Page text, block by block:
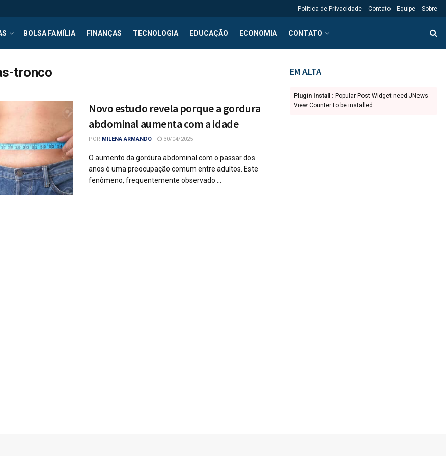
Política de Privacidade Contato Equipe Sobre
BOLSA FAMÍLIA FINANÇAS TECNOLOGIA EDUCAÇÃO ECONOMIA CONTATO
tronco
Novo estudo revela porque a gordura
abdominal aumenta com a idade
POR MILENA ARMANDO 30/04/2025
O aumento da gordura abdominal com o passar dos
anos é uma preocupação comum entre adultos. Este
fenômeno, frequentemente observado ...
EM ALTA
Plugin Install
: Popular Post Widget need JNews -
View Counter to be installed